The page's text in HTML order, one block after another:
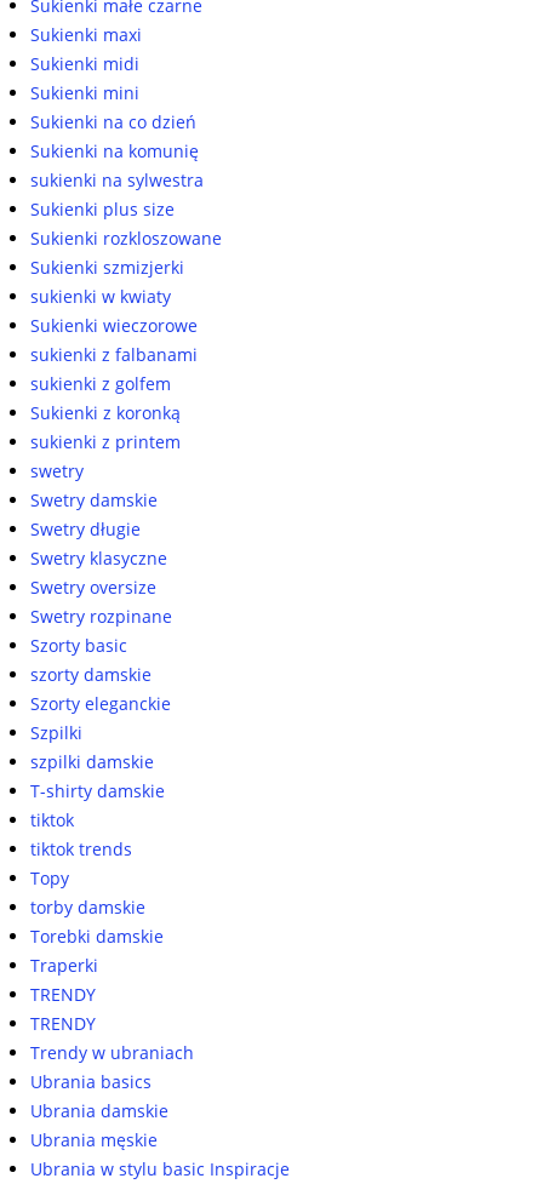
Sukienki małe czarne
Sukienki maxi
Sukienki midi
Sukienki mini
Sukienki na co dzień
Sukienki na komunię
sukienki na sylwestra
Sukienki plus size
Sukienki rozkloszowane
Sukienki szmizjerki
sukienki w kwiaty
Sukienki wieczorowe
sukienki z falbanami
sukienki z golfem
Sukienki z koronką
sukienki z printem
swetry
Swetry damskie
Swetry długie
Swetry klasyczne
Swetry oversize
Swetry rozpinane
Szorty basic
szorty damskie
Szorty eleganckie
Szpilki
szpilki damskie
T-shirty damskie
tiktok
tiktok trends
Topy
torby damskie
Torebki damskie
Traperki
TRENDY
TRENDY
Trendy w ubraniach
Ubrania basics
Ubrania damskie
Ubrania męskie
Ubrania w stylu basic Inspiracje